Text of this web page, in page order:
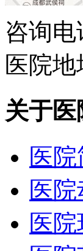
咨询电
医院
关于医
医
医
医